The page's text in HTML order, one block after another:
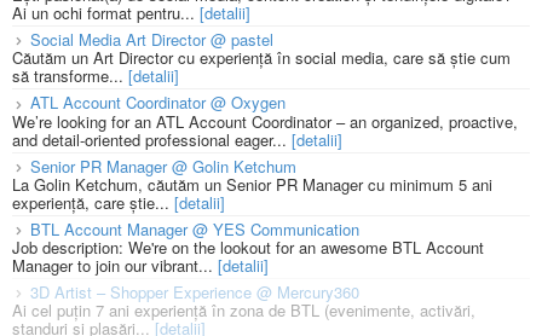
Ai un ochi format pentru... [detalii]
Social Media Art Director @ pastel
Căutăm un Art Director cu experiență în social media, care să știe cum
să transforme... [detalii]
ATL Account Coordinator @ Oxygen
We’re looking for an ATL Account Coordinator – an organized, proactive,
and detail-oriented professional eager... [detalii]
Senior PR Manager @ Golin Ketchum
La Golin Ketchum, căutăm un Senior PR Manager cu minimum 5 ani
experiență, care știe... [detalii]
BTL Account Manager @ YES Communication
Job description: We're on the lookout for an awesome BTL Account
Manager to join our vibrant... [detalii]
3D Artist – Shopper Experience @ Mercury360
Ai cel puțin 7 ani experiență în zona de BTL (evenimente, activări,
standuri și plasări...[detalii]